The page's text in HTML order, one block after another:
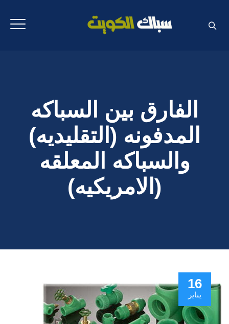
الفارق بين السباكه
المدفونه (التقليديه)
والسباكه المعلقه
(الامريكيه)
16
يناير